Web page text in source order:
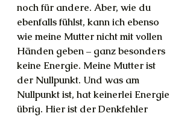
noch für andere. Aber, wie du
ebenfalls fühlst, kann ich ebenso
wie meine Mutter nicht mit vollen
Händen geben – ganz besonders
keine Energie. Meine Mutter ist
der Nullpunkt. Und was am
Nullpunkt ist, hat keinerlei Energie
übrig. Hier ist der Denkfehler